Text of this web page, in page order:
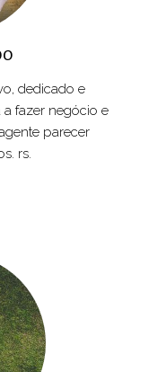
dedicado e
fazer negócio e
parecer
rs.